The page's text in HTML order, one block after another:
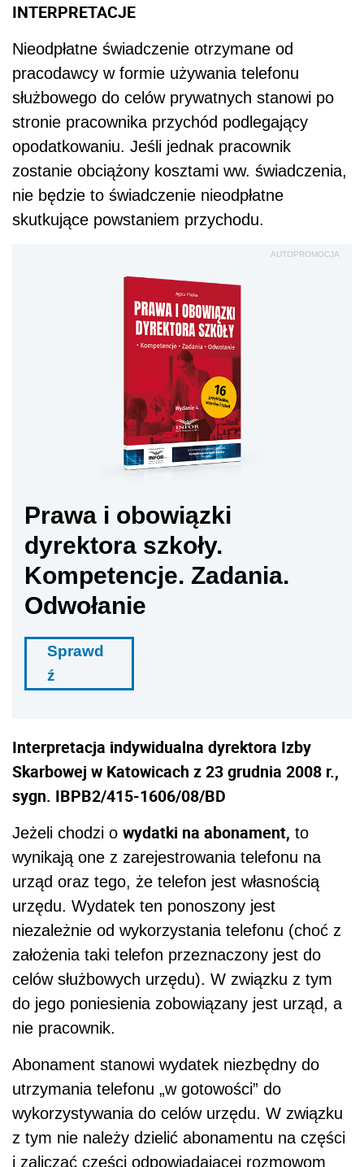
INTERPRETACJE
Nieodpłatne świadczenie otrzymane od
pracodawcy w formie używania telefonu
służbowego do celów prywatnych stanowi po
stronie pracownika przychód podlegający
opodatkowaniu. Jeśli jednak pracownik
zostanie obciążony kosztami ww. świadczenia,
nie będzie to świadczenie nieodpłatne
skutkujące powstaniem przychodu.
AUTOPROMOCJA
Prawa i obowiązki
dyrektora szkoły.
Kompetencje. Zadania.
Odwołanie
Sprawd
ź
Interpretacja indywidualna dyrektora Izby
Skarbowej w Katowicach z 23 grudnia 2008 r.,
sygn. IBPB2/415-1606/08/BD
Jeżeli chodzi o wydatki na abonament, to
wynikają one z zarejestrowania telefonu na
urząd oraz tego, że telefon jest własnością
urzędu. Wydatek ten ponoszony jest
niezależnie od wykorzystania telefonu (choć z
założenia taki telefon przeznaczony jest do
celów służbowych urzędu). W związku z tym
do jego poniesienia zobowiązany jest urząd, a
nie pracownik.
Abonament stanowi wydatek niezbędny do
utrzymania telefonu „w gotowości” do
wykorzystywania do celów urzędu. W związku
z tym nie należy dzielić abonamentu na części
i zaliczać części odpowiadającej rozmowom